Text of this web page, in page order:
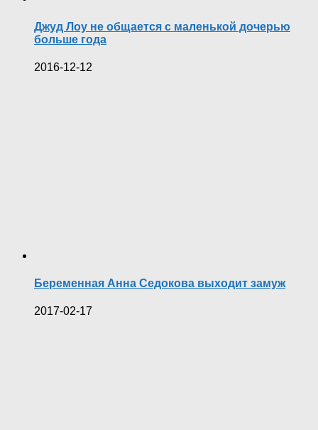
Джуд Лоу не общается с маленькой дочерью
больше года
2016-12-12
Беременная Анна Седокова выходит замуж
2017-02-17